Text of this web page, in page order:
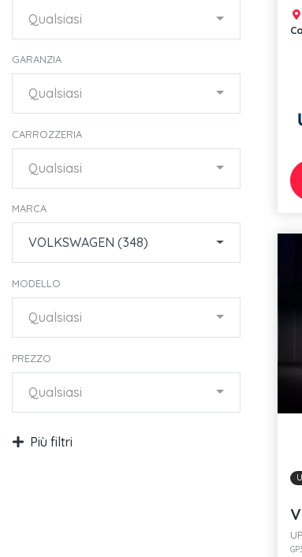
Qualsiasi
GARANZIA
Qualsiasi
CARROZZERIA
Qualsiasi
MARCA
VOLKSWAGEN (348)
MODELLO
Qualsiasi
PREZZO
Qualsiasi
Più filtri